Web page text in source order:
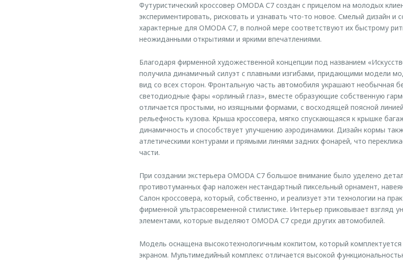
Футуристический кроссовер OMODA С7 создан с прицелом на молодых
экспериментировать, рисковать и узнавать что-то новое. Смелый дизайн и
характерные для OMODA С7, в полной мере соответствуют их быстрому
неожиданными открытиями и яркими впечатлениями.
Благодаря фирменной художественной концепции под названием
получила динамичный силуэт с плавными изгибами, придающими модели
вид со всех сторон. Фронтальную часть автомобиля украшают необычная
светодиодные фары «орлиный глаз», вместе образующие собственную
отличается простыми, но изящными формами, с восходящей поясной
рельефность кузова. Крыша кроссовера, мягко спускающаяся к крышке
динамичность и способствует улучшению аэродинамики. Дизайн кормы
атлетическими контурами и прямыми линями задних фонарей, что
части.
При создании экстерьера OMODA С7 большое внимание было уделено
противотуманных фар наложен нестандартный пиксельный орнамент,
Салон кроссовера, который, собственно, и реализует эти технологии на
фирменной ультрасовременной стилистике. Интерьер приковывает взгляд
элементами, которые выделяют OMODA С7 среди других автомобилей.
Модель оснащена высокотехнологичным кокпитом, который
экраном. Мультимедийный комплекс отличается высокой